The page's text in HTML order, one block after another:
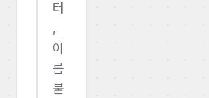
터
,
이
름
붙